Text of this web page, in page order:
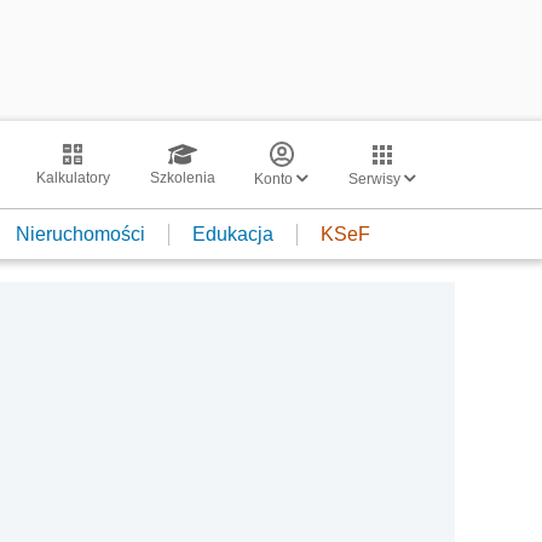
Kalkulatory Szkolenia Konto Serwisy
Nieruchomości Edukacja KSeF